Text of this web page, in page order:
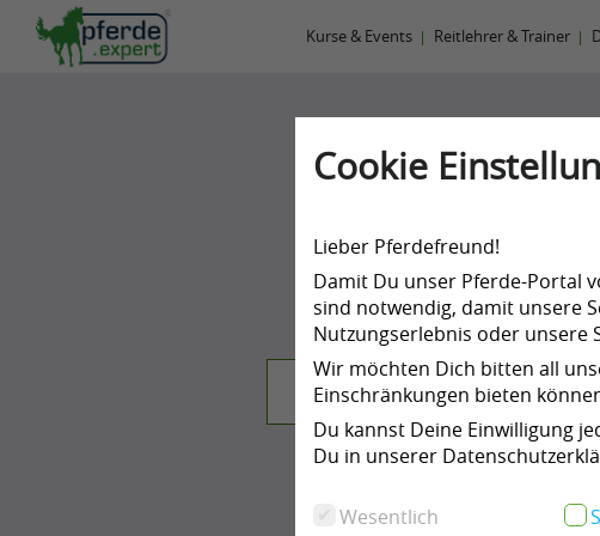
Cookie
Lieber Pferdefreund!
Damit Du unser Pferde-Portal
sind notwendig, damit unsere
Nutzungserlebnis oder unsere
Wir möchten Dich bitten all
Einschränkungen bieten
Du kannst Deine Einwilligung
Du in unserer
Wesentlich
Kurse & Events Reitlehrer & Trainer
Verschaffe
Jährlich